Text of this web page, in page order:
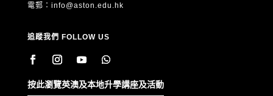
電郵： info@aston.edu.hk
追蹤我們 FOLLOW US
按此瀏覽英澳及本地升學講座及活動